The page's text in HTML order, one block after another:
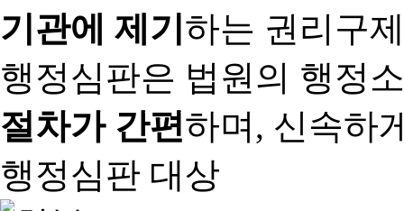
기관에 제기하는 권리구
행정심판은 법원의 행정
절차가 간편하며, 신속하
행정심판 대상